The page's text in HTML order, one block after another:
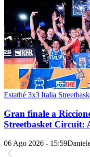
Estathé 3x3 Italia
Gran finale a
Streetbasket Circuit:
06 Ago 2026 - 15:59